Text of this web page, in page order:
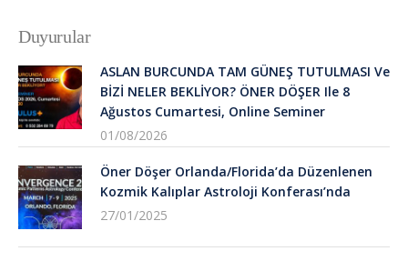
Duyurular
ASLAN BURCUNDA TAM GÜNEŞ TUTULMASI Ve
BİZİ NELER BEKLİYOR? ÖNER DÖŞER Ile 8
Ağustos Cumartesi, Online Seminer
01/08/2026
Öner Döşer Orlanda/Florida’da Düzenlenen
Kozmik Kalıplar Astroloji Konferası’nda
27/01/2025